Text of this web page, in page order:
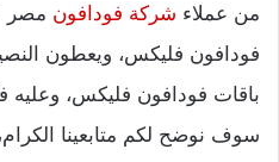
من عملاء شركة فودافون مصر
فودافون فليكس، ويعطون
باقات فودافون فليكس، وعليه
سوف نوضح لكم متابعينا